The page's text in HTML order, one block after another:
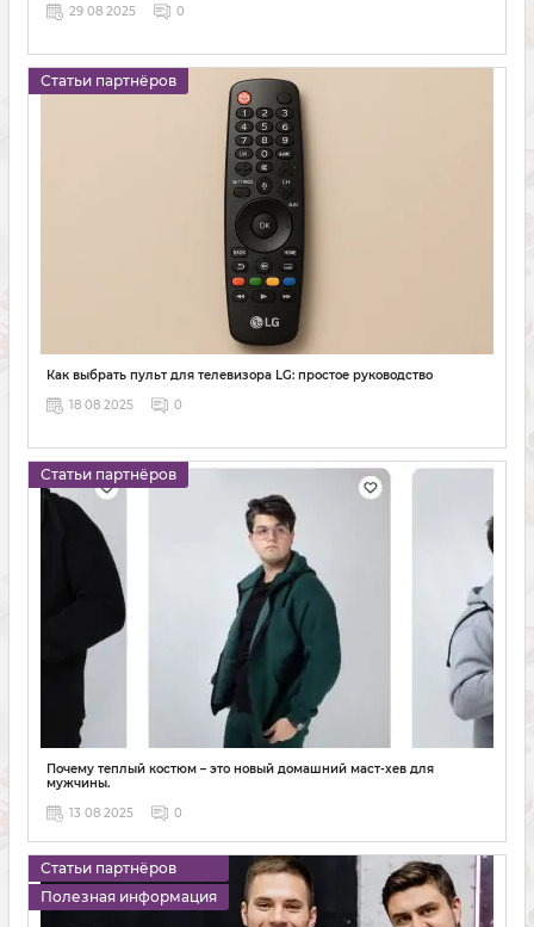
29 08 2025
0
Статьи партнёров
Как выбрать пульт для телевизора LG: простое руководство
18 08 2025
0
Статьи партнёров
Почему теплый костюм – это новый домашний маст-хев для
мужчины.
13 08 2025
0
Статьи партнёров
Полезная информация